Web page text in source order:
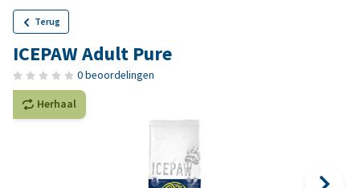
Terug
ICEPAW Adult Pure
0 beoordelingen
Herhaal